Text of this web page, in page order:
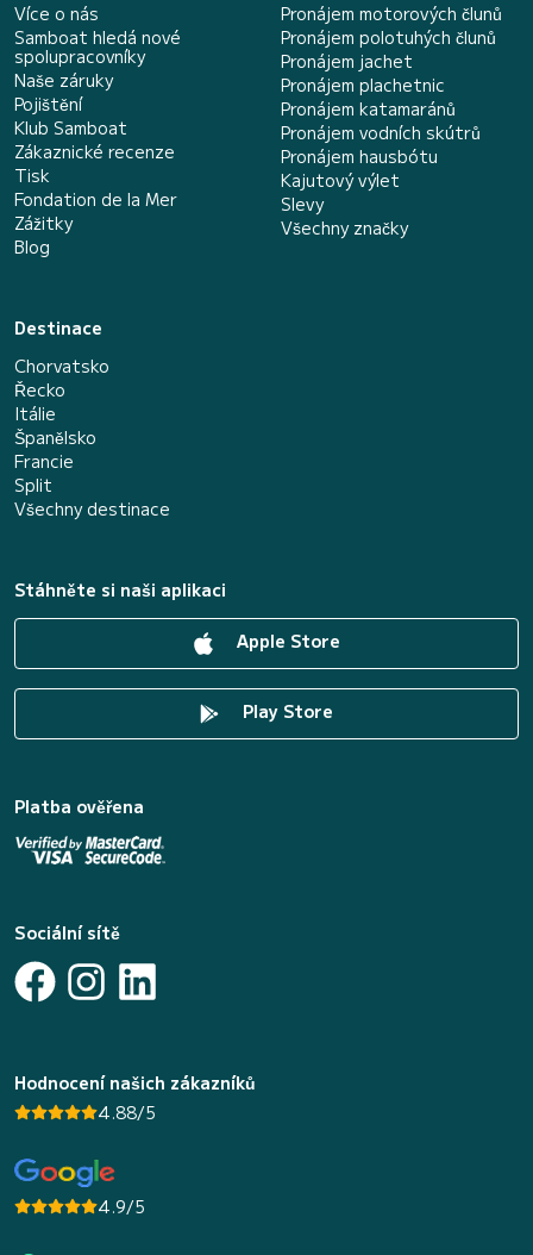
Více o nás
Samboat hledá nové
spolupracovníky
Naše záruky
Pojištění
Klub Samboat
Zákaznické recenze
Tisk
Fondation de la Mer
Zážitky
Blog
Pronájem motorových člunů
Pronájem polotuhých člunů
Pronájem jachet
Pronájem plachetnic
Pronájem katamaránů
Pronájem vodních skútrů
Pronájem hausbótu
Kajutový výlet
Slevy
Všechny značky
Destinace
Chorvatsko
Řecko
Itálie
Španělsko
Francie
Split
Všechny destinace
Stáhněte si naši aplikaci
Apple Store
Play Store
Platba ověřena
Sociální sítě
Hodnocení našich zákazníků
4.88/5
4.9/5